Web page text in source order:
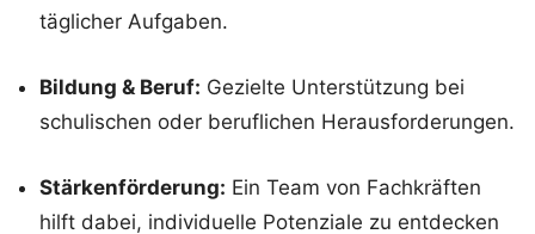
täglicher Aufgaben.
Bildung & Beruf: Gezielte Unterstützung bei
schulischen oder beruflichen Herausforderungen.
Stärkenförderung: Ein Team von Fachkräften
hilft dabei, individuelle Potenziale zu entdecken